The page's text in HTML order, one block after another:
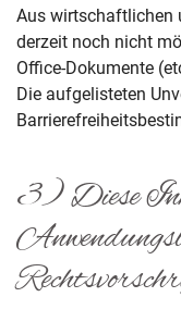
Aus wirtschaftlichen
derzeit noch nicht
Office-Dokumente
Die aufgelisteten
3) Diese